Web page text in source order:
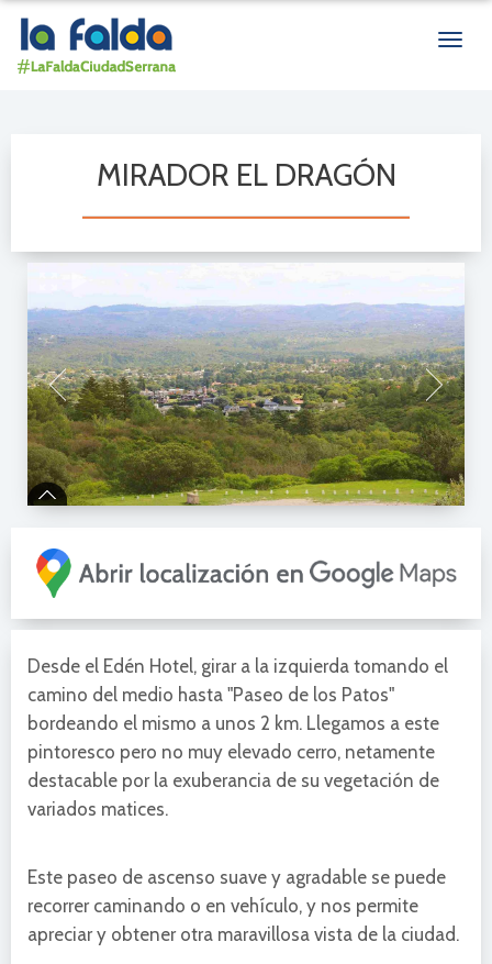
MIRADOR EL DRAGÓN
Desde el Edén Hotel, girar a la izquierda tomando el
camino del medio hasta "Paseo de los Patos"
bordeando el mismo a unos 2 km. Llegamos a este
pintoresco pero no muy elevado cerro, netamente
destacable por la exuberancia de su vegetación de
variados matices.
Este paseo de ascenso suave y agradable se puede
recorrer caminando o en vehículo, y nos permite
apreciar y obtener otra maravillosa vista de la ciudad.